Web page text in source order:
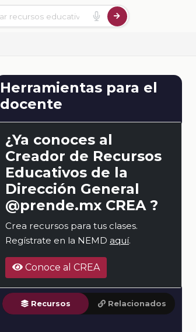
Herramientas para el
docente
¿Ya conoces al
Creador de Recursos
Educativos de la
Dirección General
@prende.mx CREA ?
Crea recursos para tus clases.
Regístrate en la NEMD aquí.
Conoce al CREA
Recursos Relacionados